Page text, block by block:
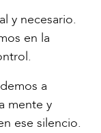
y necesario.
en la
a
mente y
ese silencio.